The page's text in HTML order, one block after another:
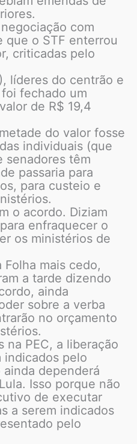
com
que o STF enterrou
criticadas pelo
líderes do centrão e
fechado um
de R$ 19,4
do valor fosse
individuais (que
senadores têm
passaria para
para custeio e
o acordo. Diziam
enfraquecer o
os ministérios de
mais cedo,
a tarde dizendo
ainda
sobre a verba
no orçamento
na PEC, a liberação
indicados pelo
dependerá
Isso porque não
de executar
a serem indicados
pelo